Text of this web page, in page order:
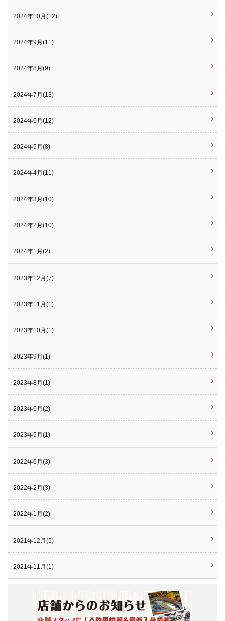
2024年10月(12)
2024年9月(11)
2024年8月(9)
2024年7月(13)
2024年6月(12)
2024年5月(8)
2024年4月(11)
2024年3月(10)
2024年2月(10)
2024年1月(2)
2023年12月(7)
2023年11月(1)
2023年10月(1)
2023年9月(1)
2023年8月(1)
2023年6月(2)
2023年5月(1)
2022年6月(3)
2022年2月(3)
2022年1月(2)
2021年12月(5)
2021年11月(1)